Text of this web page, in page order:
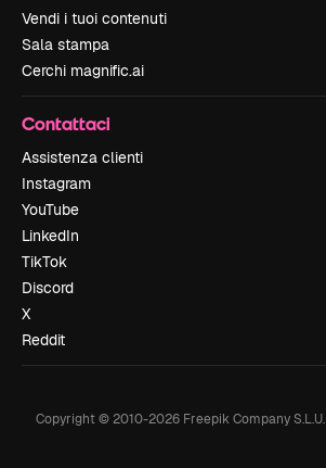
Vendi i tuoi contenuti
Sala stampa
Cerchi magnific.ai
Contattaci
Assistenza clienti
Instagram
YouTube
LinkedIn
TikTok
Discord
X
Reddit
Copyright © 2010-2026Freepik Company S.L.U.